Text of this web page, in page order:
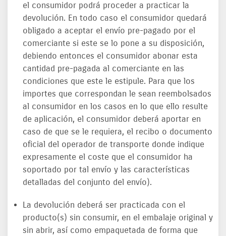
el consumidor podrá proceder a practicar la
devolución. En todo caso el consumidor quedará
obligado a aceptar el envío pre-pagado por el
comerciante si este se lo pone a su disposición,
debiendo entonces el consumidor abonar esta
cantidad pre-pagada al comerciante en las
condiciones que este le estipule. Para que los
importes que correspondan le sean reembolsados
al consumidor en los casos en lo que ello resulte
de aplicación, el consumidor deberá aportar en
caso de que se le requiera, el recibo o documento
oficial del operador de transporte donde indique
expresamente el coste que el consumidor ha
soportado por tal envío y las características
detalladas del conjunto del envío).
La devolución deberá ser practicada con el
producto(s) sin consumir, en el embalaje original y
sin abrir, así como empaquetada de forma que